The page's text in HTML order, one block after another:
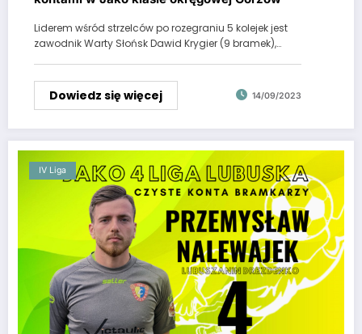
Liderem wśród strzelców po rozegraniu 5 kolejek jest
zawodnik Warty Słońsk Dawid Krygier (9 bramek),…
Dowiedz się więcej 14/09/2023
IV Liga